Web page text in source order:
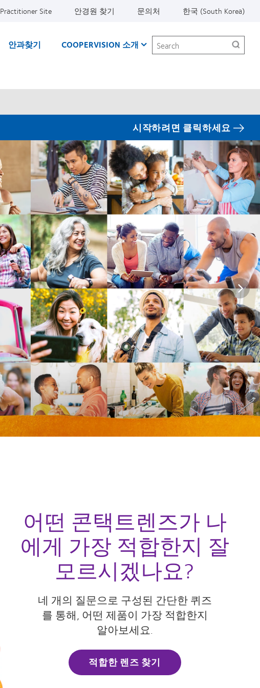
Practitioner Site 안경원 찾기 문의처 한국 (South Korea)
안과찾기 COOPERVISION 소개 Search
시작하려면 클릭하세요
어떤 콘택트렌즈가 나
에게 가장 적합한지 잘
모르시겠나요?
네 개의 질문으로 구성된 간단한 퀴즈
를 통해, 어떤 제품이 가장 적합한지
알아보세요.
적합한 렌즈 찾기